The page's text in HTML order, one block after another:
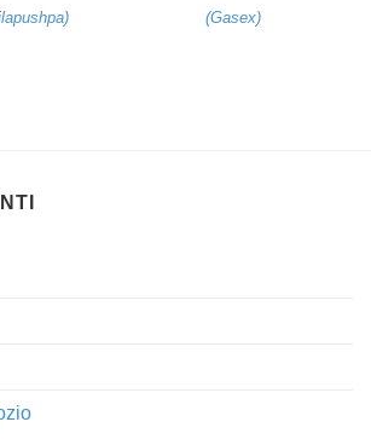
)
(Gasex)